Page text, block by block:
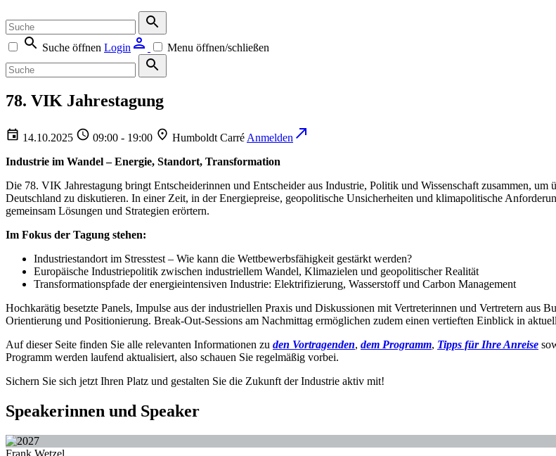
Suche öffnen Login Menu öffnen/schließen
78. VIK Jahrestagung
14.10.2025 09:00 - 19:00 Humboldt Carré Anmelden
Industrie im Wandel – Energie, Standort, Transformation
Die 78. VIK Jahrestagung bringt Entscheiderinnen und Entscheider aus Industrie, Politik und Wissenschaft zusammen,
Deutschland zu diskutieren. In einer Zeit, in der Energiepreise, geopolitische Unsicherheiten und klimapolitische
gemeinsam Lösungen und Strategien erörtern.
Im Fokus der Tagung stehen:
Industriestandort im Stresstest – Wie kann die Wettbewerbsfähigkeit gestärkt werden?
Europäische Industriepolitik zwischen industriellem Wandel, Klimazielen und geopolitischer Realität
Transformationspfade der energieintensiven Industrie: Elektrifizierung, Wasserstoff und Carbon Management
Hochkarätig besetzte Panels, Impulse aus der industriellen Praxis und Diskussionen mit Vertreterinnen und Vertretern aus
Orientierung und Positionierung. Break-Out-Sessions am Nachmittag ermöglichen zudem einen vertieften Einblick in
Auf dieser Seite finden Sie alle relevanten Informationen zu den Vortragenden, dem Programm, Tipps für Ihre Anreise
Programm werden laufend aktualisiert, also schauen Sie regelmäßig vorbei.
Sichern Sie sich jetzt Ihren Platz und gestalten Sie die Zukunft der Industrie aktiv mit!
Speakerinnen und Speaker
Frank Wetzel